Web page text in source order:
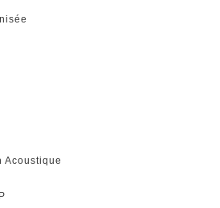
Acoustique